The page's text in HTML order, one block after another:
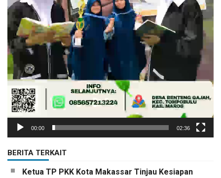
00:00 02:36
BERITA TERKAIT
Ketua TP PKK Kota Makassar Tinjau Kesiapan